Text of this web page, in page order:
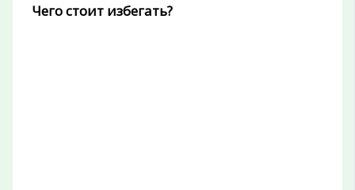
Чего стоит избегать?